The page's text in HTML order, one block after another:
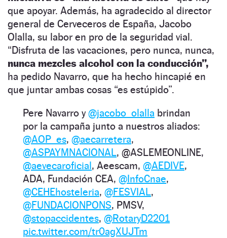
que apoyar. Además, ha agradecido al director
general de Cerveceros de España, Jacobo
Olalla, su labor en pro de la seguridad vial.
“Disfruta de las vacaciones, pero nunca, nunca,
nunca mezcles alcohol con la conducción”,
ha pedido Navarro, que ha hecho hincapié en
que juntar ambas cosas “es estúpido”.
Pere Navarro y@jacobo_olalla brindan
por la campaña junto a nuestros aliados:
@AOP_es, @aecarretera,
@ASPAYMNACIONAL, @ASLEMEONLINE,
@aevecaroficial, Aeescam, @AEDIVE,
ADA, Fundación CEA, @InfoCnae,
@CEHEhosteleria, @FESVIAL,
@FUNDACIONPONS, PMSV,
@stopaccidentes, @RotaryD2201
pic.twitter.com/tr0agXUJTm